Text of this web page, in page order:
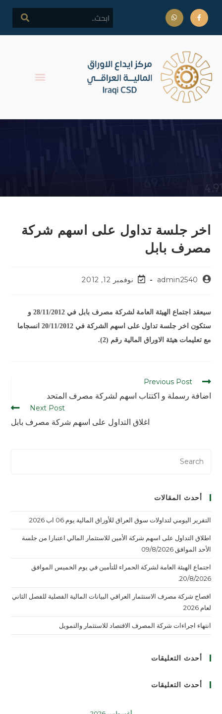
اخر جلسة تداول على اسهم شركة
مصرف بابل
admin2540 نوفمبر 12, 2012
سيعقد اجتماع الهيئة العامة لشركة مصرف بابل في 28/11/2012 و
ستكون اخر جلسة تداول على اسهم الشركة في 20/11/2012 انسجاما
مع تعليمات هيئة الاوراق المالية رقم (2).
Previous Post
اضافة رسملة و اكتتاب اسهم لشركة مصرف المتحد
Next Post
اغلاق التداول على اسهم شركة مصرف بابل
أحدث المقالات
التقرير اليومي لتداولات سوق العراق للأوراق المالية يوم 06 اب 2026
اطلاق التداول على اسهم شركة الأمين للاستثمار المالي اعتبارا من جلسة
الأحد الموافق 09/8/2026
اجتماع الهيئة العامة لشركة الحمراء للتأمين في يوم الخميس الموافق
20/8/2026.
افصاح شركة مصرف الاستثمار العراقي البيانات المالية الفصلية للفصل الثاني
لعام 2026
انتهاء اجراءات شركة المصرف الاقتصاد للاستثمار والتمويل
أحدث التعليقات
أحدث التعليقات